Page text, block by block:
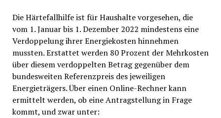
Die Härtefallhilfe ist für Haushalte vorgesehen, die
vom 1. Januar bis 1. Dezember 2022 mindestens eine
Verdoppelung ihrer Energiekosten hinnehmen
mussten. Erstattet werden 80 Prozent der Mehrkosten
über diesem verdoppelten Betrag gegenüber dem
bundesweiten Referenzpreis des jeweiligen
Energieträgers. Über einen Online-Rechner kann
ermittelt werden, ob eine Antragstellung in Frage
kommt, und zwar unter: